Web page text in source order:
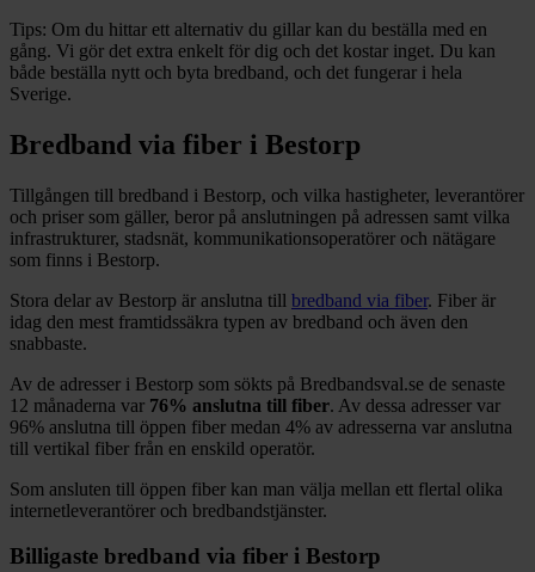
Tips: Om du hittar ett alternativ du gillar kan du beställa med en
gång. Vi gör det extra enkelt för dig och det kostar inget. Du kan
både beställa nytt och byta bredband, och det fungerar i hela
Sverige.
Bredband via fiber i Bestorp
Tillgången till bredband i Bestorp, och vilka hastigheter, leverantörer
och priser som gäller, beror på anslutningen på adressen samt vilka
infrastrukturer, stadsnät, kommunikationsoperatörer och nätägare
som finns i Bestorp.
Stora delar av Bestorp är anslutna till bredband via fiber. Fiber är
idag den mest framtidssäkra typen av bredband och även den
snabbaste.
Av de adresser i Bestorp som sökts på Bredbandsval.se de senaste
12 månaderna var 76% anslutna till fiber. Av dessa adresser var
96% anslutna till öppen fiber medan 4% av adresserna var anslutna
till vertikal fiber från en enskild operatör.
Som ansluten till öppen fiber kan man välja mellan ett flertal olika
internetleverantörer och bredbandstjänster.
Billigaste bredband via fiber i Bestorp